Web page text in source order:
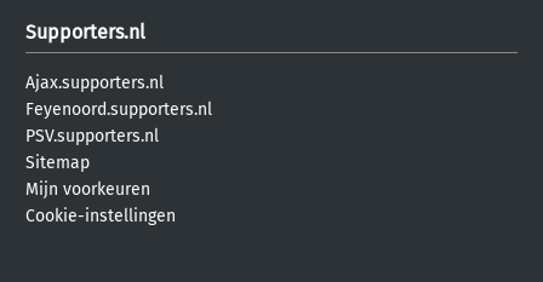
Supporters.nl
Ajax.supporters.nl
Feyenoord.supporters.nl
PSV.supporters.nl
Sitemap
Mijn voorkeuren
Cookie-instellingen